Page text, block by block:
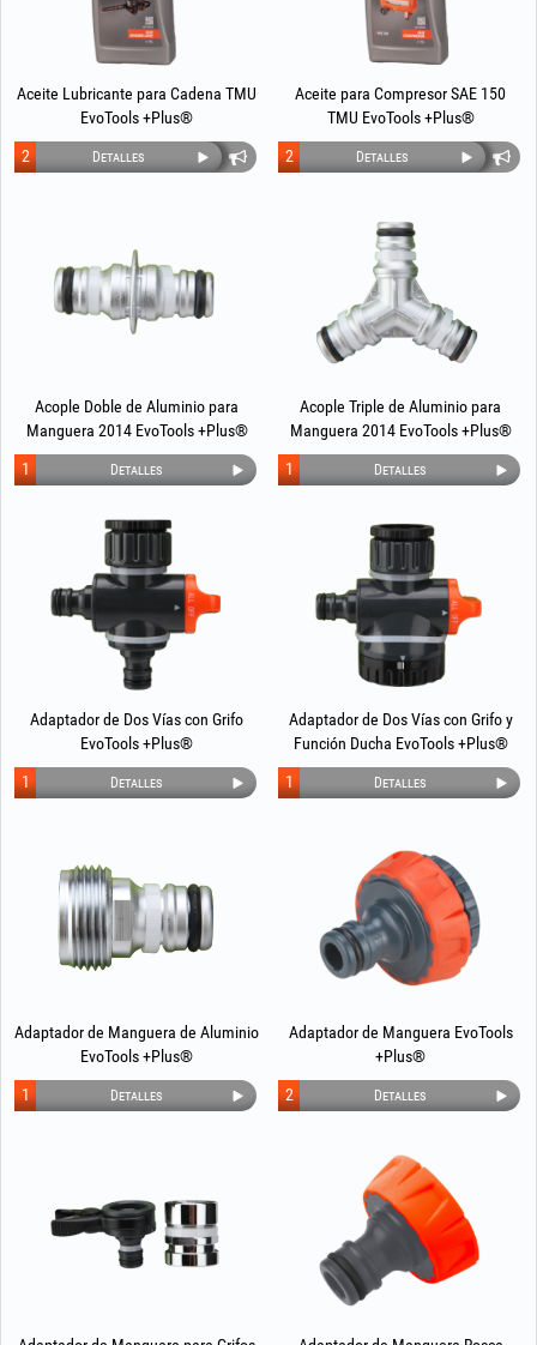
Aceite Lubricante para Cadena TMU
EvoTools +Plus®
Detalles
2
Aceite para Compresor SAE 150
TMU EvoTools +Plus®
Detalles
2
Acople Doble de Aluminio para
Manguera 2014 EvoTools +Plus®
Detalles
1
Acople Triple de Aluminio para
Manguera 2014 EvoTools +Plus®
Detalles
1
Adaptador de Dos Vías con Grifo
EvoTools +Plus®
Detalles
1
Adaptador de Dos Vías con Grifo y
Función Ducha EvoTools +Plus®
Detalles
1
Adaptador de Manguera de Aluminio
EvoTools +Plus®
Detalles
1
Adaptador de Manguera EvoTools
+Plus®
Detalles
2